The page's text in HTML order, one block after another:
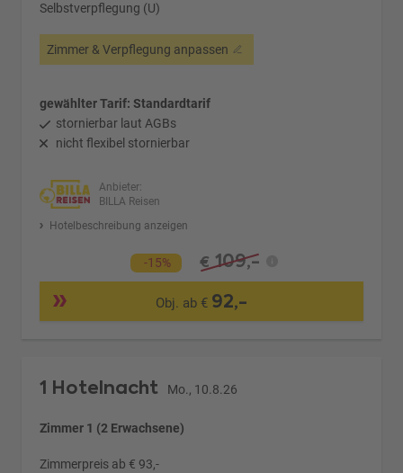
Selbstverpflegung (U)
Zimmer & Verpflegung anpassen
gewählter Tarif: Standardtarif
stornierbar laut AGBs
nicht flexibel stornierbar
Anbieter:
BILLA Reisen
Hotelbeschreibung anzeigen
-15% € 109,-
Obj. ab € 92,-
1 Hotelnacht Mo., 10.8.26
Zimmer 1 (2 Erwachsene)
Zimmerpreis ab € 93,-